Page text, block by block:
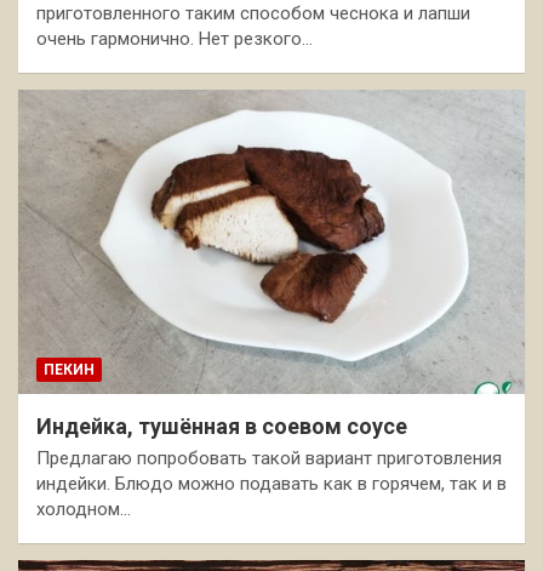
приготовленного таким способом чеснока и лапши
очень гармонично. Нет резкого…
ПЕКИН
Индейка, тушённая в соевом соусе
Предлагаю попробовать такой вариант приготовления
индейки. Блюдо можно подавать как в горячем, так и в
холодном…